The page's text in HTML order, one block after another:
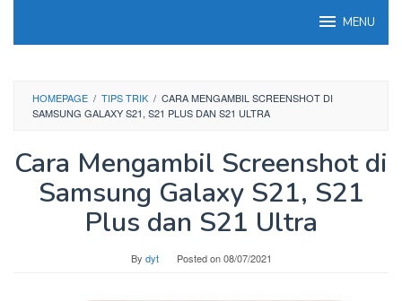
MENU
HOMEPAGE / TIPS TRIK / CARA MENGAMBIL SCREENSHOT DI
SAMSUNG GALAXY S21, S21 PLUS DAN S21 ULTRA
Cara Mengambil Screenshot di
Samsung Galaxy S21, S21
Plus dan S21 Ultra
By dyt Posted on08/07/2021